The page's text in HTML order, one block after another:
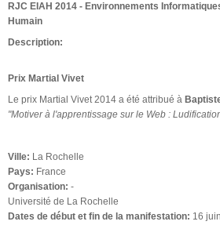
RJC EIAH 2014 - Environnements
Humain
Description:
Prix Martial Vivet
Le prix Martial Vivet 2014 a été attribué à
"Motiver à l'apprentissage sur le Web :
Ville: La Rochelle
Pays: France
Organisation: -
Université de La Rochelle
Dates de début et fin de la manifestation: 16